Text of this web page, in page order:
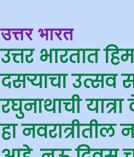
उत्तर भारत
उत्तर भारतात
दसऱ्याचा उत्सव
रघुनाथाची
हा नवरात्रीतील